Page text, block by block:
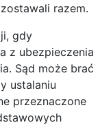
razem.
gdy
z ubezpieczenia
Sąd może brać
ustalaniu
przeznaczone